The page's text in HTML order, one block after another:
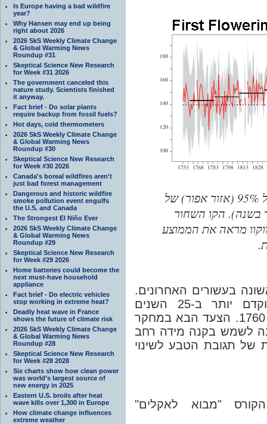
Is Europe having a bad wildfire
year?
Why Hansen may end up being
right about 2026
2026 SkS Weekly Climate Change
& Global Warming News
Roundup #31
Skeptical Science New Research
for Week #31 2026
The government canceled this
nature study. Scientists finished
it anyway.
Fact brief - Do solar plants
require backup from fossil fuels?
Hot days, cold thermometers
2026 SkS Weekly Climate Change
& Global Warming News
Roundup #30
Skeptical Science New Research
for Week #30 2026
Canada's boreal wildfires aren't
just bad forest management
Dangerous and historic wildfire
smoke pollution event engulfs
the U.S. and Canada
The Strongest El Niño Ever
2026 SkS Weekly Climate Change
& Global Warming News
Roundup #29
Skeptical Science New Research
for Week #29 2026
Home batteries could become the
next must-have household
appliance
Fact brief - Do electric vehicles
stop working in extreme heat?
Deadly heat wave in France
shows the future of climate risk
2026 SkS Weekly Climate Change
& Global Warming News
Roundup #28
Skeptical Science New Research
for Week #28 2028
Six charts show how clean power
was world’s largest source of
new energy in 2025
Eastern U.S. broils after heat
wave kills over 1,300 in Europe
How climate change influences
extreme weather
איור 1: ממוצע (קו אדום) וטווח השגיאה של 95% (אזור אפור) של
בשנה). הקו השחור
והקו המקווקוו מראה את הממוצע
בעשורים האחרונים.
תאריך הפריחה הראשונה הממוצע מוקדם יותר ב-25 השנים
האחרונות מאשר בכל תקופה אחרת מאז 1760. הצעד הבא במחקר
לשמש בקנה מידה רחב
של תגובת הטבע לשינוי
"מבוא לאקלים"